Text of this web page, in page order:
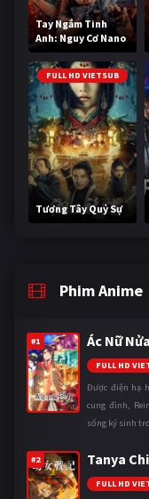
Tay Ngắm Tinh
Anh: Nguy Cơ Nano
FULL HD VIETSUB
Tương Tây Quỷ Sự
Phim Anime
#1 Ác Nữ
FULL HD
Được điện hạ
cung đình,
sống ký sinh
#2 Tanya
FULL HD